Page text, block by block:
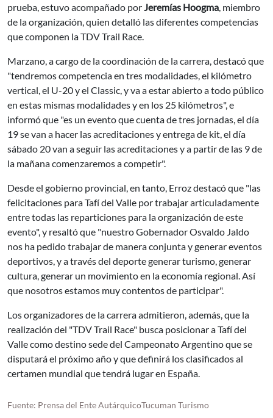
prueba, estuvo acompañado porJeremías Hoogma, miembro
de la organización, quien detalló las diferentes competencias
que componen la TDV Trail Race.
Marzano, a cargo de la coordinación de la carrera, destacó que
"tendremos competencia en tres modalidades, el kilómetro
vertical, el U-20 y el Classic, y va a estar abierto a todo público
en estas mismas modalidades y en los 25 kilómetros", e
informó que "es un evento que cuenta de tres jornadas, el día
19 se van a hacer las acreditaciones y entrega de kit, el día
sábado 20 van a seguir las acreditaciones y a partir de las 9 de
la mañana comenzaremos a competir".
Desde el gobierno provincial, en tanto, Erroz destacó que "las
felicitaciones para Tafí del Valle por trabajar articuladamente
entre todas las reparticiones para la organización de este
evento", y resaltó que "nuestro Gobernador Osvaldo Jaldo
nos ha pedido trabajar de manera conjunta y generar eventos
deportivos, y a través del deporte generar turismo, generar
cultura, generar un movimiento en la economía regional. Así
que nosotros estamos muy contentos de participar".
Los organizadores de la carrera admitieron, además, que la
realización del "TDV Trail Race" busca posicionar a Tafí del
Valle como destino sede del Campeonato Argentino que se
disputará el próximo año y que definirá los clasificados al
certamen mundial que tendrá lugar en España.
Fuente: Prensa del Ente AutárquicoTucuman Turismo